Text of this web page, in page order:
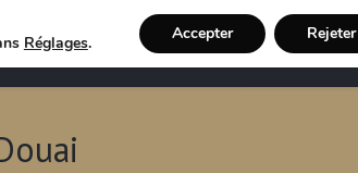
VTC Recherche Chauffeur VTC
Réglages. Accepter Rejeter